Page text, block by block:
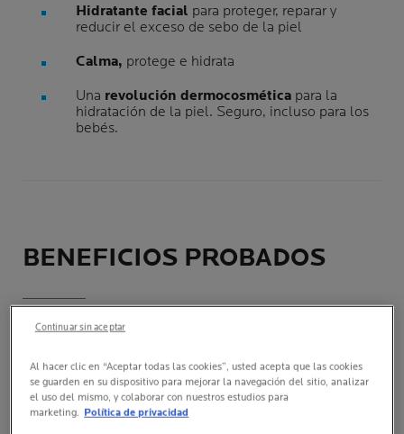
Hidratante facial para proteger, reparar y
reducir el exceso de sebo de la piel
Calma, protege e hidrata
Una revolución dermocosmética para la
hidratación de la piel. Seguro, incluso para los
bebés.
BENEFICIOS PROBADOS
HIDRATA
Intensa hidratación durante 48 horas. Repara y refuerza
la barrera de la piel.
Al hacer clic en “Aceptar todas las cookies”, usted acepta que las cookies
se guarden en su dispositivo para mejorar la navegación del sitio, analizar
el uso del mismo, y colaborar con nuestros estudios para
marketing. Política de privacidad
Continuar sin aceptar